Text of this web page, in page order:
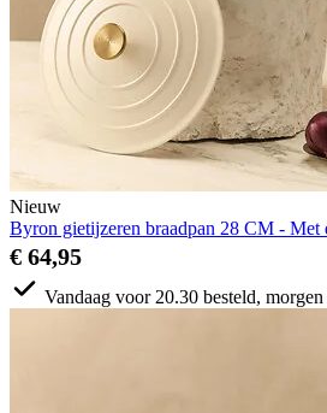
Nieuw
Byron gietijzeren braadpan 28 CM - Met
€ 64,95
Vandaag voor 20.30 besteld,